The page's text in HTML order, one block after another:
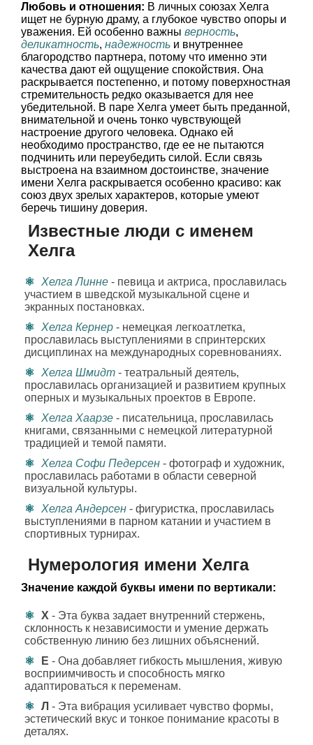
Любовь и отношения: В личных союзах Хелга
ищет не бурную драму, а глубокое чувство опоры и
уважения. Ей особенно важны верность,
деликатность, надежность и внутреннее
благородство партнера, потому что именно эти
качества дают ей ощущение спокойствия. Она
раскрывается постепенно, и потому поверхностная
стремительность редко оказывается для нее
убедительной. В паре Хелга умеет быть преданной,
внимательной и очень тонко чувствующей
настроение другого человека. Однако ей
необходимо пространство, где ее не пытаются
подчинить или переубедить силой. Если связь
выстроена на взаимном достоинстве, значение
имени Хелга раскрывается особенно красиво: как
союз двух зрелых характеров, которые умеют
беречь тишину доверия.
Известные люди с именем
Хелга
Хелга Линне - певица и актриса, прославилась
участием в шведской музыкальной сцене и
экранных постановках.
Хелга Кернер - немецкая легкоатлетка,
прославилась выступлениями в спринтерских
дисциплинах на международных соревнованиях.
Хелга Шмидт - театральный деятель,
прославилась организацией и развитием крупных
оперных и музыкальных проектов в Европе.
Хелга Хаарзе - писательница, прославилась
книгами, связанными с немецкой литературной
традицией и темой памяти.
Хелга Софи Педерсен - фотограф и художник,
прославилась работами в области северной
визуальной культуры.
Хелга Андерсен - фигуристка, прославилась
выступлениями в парном катании и участием в
спортивных турнирах.
Нумерология имени Хелга
Значение каждой буквы имени по вертикали:
Х - Эта буква задает внутренний стержень,
склонность к независимости и умение держать
собственную линию без лишних объяснений.
Е - Она добавляет гибкость мышления, живую
восприимчивость и способность мягко
адаптироваться к переменам.
Л - Эта вибрация усиливает чувство формы,
эстетический вкус и тонкое понимание красоты в
деталях.